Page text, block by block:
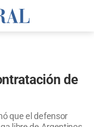
de
que el defensor